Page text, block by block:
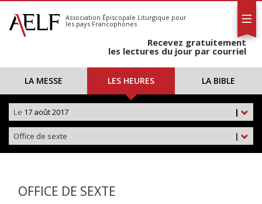
S'abonner
Calendrier
Association Épiscopale Liturgique pour
les pays Francophones
Recevez gratuitement
les lectures du jour par courriel
LA MESSE LES HEURES LA BIBLE
|
Le 17 août 2017
|
Office de sexte
OFFICE DE SEXTE